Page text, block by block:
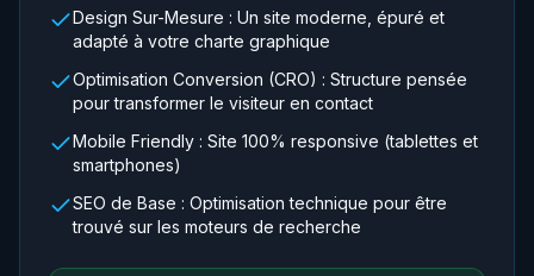
Design Sur-Mesure : Un site moderne, épuré et
adapté à votre charte graphique
Optimisation Conversion (CRO) : Structure pensée
pour transformer le visiteur en contact
Mobile Friendly : Site 100% responsive (tablettes et
smartphones)
SEO de Base : Optimisation technique pour être
trouvé sur les moteurs de recherche